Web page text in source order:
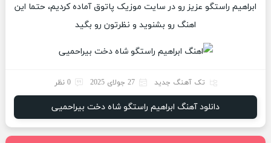
ابراهیم راستگو عزیز رو در سایت موزیک پاتوق آماده کردیم، حتما این
اهنگ رو بشنوید و نظرتون رو بگید
تک آهنگ جدید 27 جولای 2025 0 نظر
دانلود آهنگ ابراهیم راستگو شاه دخت بیراحمیی